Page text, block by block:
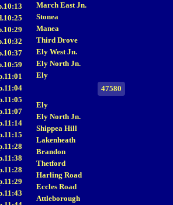
March East Jn.
Stonea
Manea
Third Drove
Ely West Jn.
Ely North Jn.
Ely
47580
Ely
Ely North Jn.
Shippea Hill
Lakenheath
Brandon
Thetford
Harling Road
Eccles Road
Attleborough